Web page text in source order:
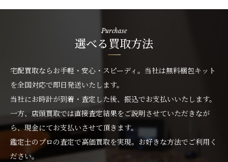
Purchase
選べる買取方法
宅配買取ならお手軽・安心・スピーディ。当社は無料梱包キット
を全国対応で即日発送いたします。
当社にお時計が到着・査定した後、振込でお支払いいたします。
一方、店頭買取では直接査定結果をご説明させていただきなが
ら、現金にてお支払いさせて頂きます。
鑑定士のプロの査定で高価買取を実現。お好きな方法でご利用く
ださい。